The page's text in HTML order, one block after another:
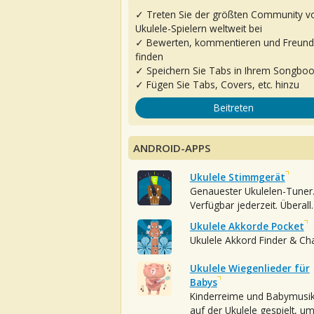
✓ Treten Sie der größten Community
Ukulele-Spielern weltweit bei
✓ Bewerten, kommentieren und
finden
✓ Speichern Sie Tabs in Ihrem
✓ Fügen Sie Tabs, Covers, etc. hinzu
Beitreten
ANDROID-APPS
Ukulele Stimmgerät
Genauester Ukulelen-Tuner.
Verfügbar jederzeit. Überall.
Ukulele Akkorde Pocket
Ukulele Akkord Finder &
Ukulele Wiegenlieder für
Babys
Kinderreime und
auf der Ukulele gespielt, um